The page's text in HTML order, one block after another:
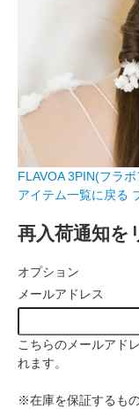
FLAVOA 3PIN(フラ
アイテム一覧に戻る
再入荷通知を
オプション
メールアドレス
こちらのメールアド
れます。
※在庫を保証するも